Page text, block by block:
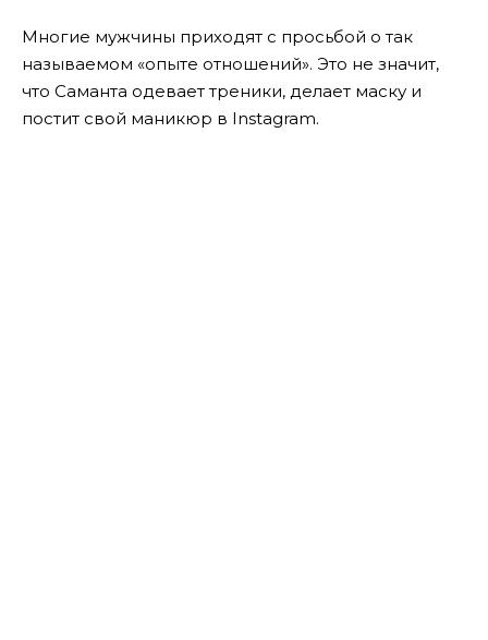
Многие мужчины приходят с просьбой о так
называемом «опыте отношений». Это не значит,
что Саманта одевает треники, делает маску и
постит свой маникюр в Instagram.